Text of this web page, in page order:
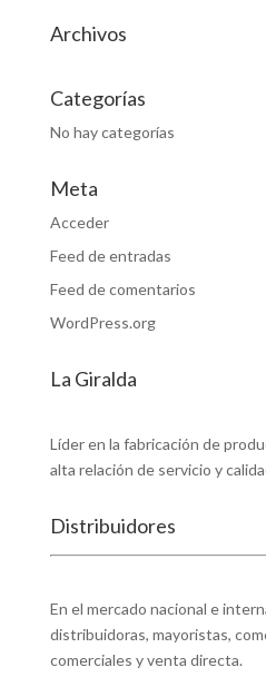
Archivos
Categorías
No hay categorías
Meta
Acceder
Feed de entradas
Feed de comentarios
WordPress.org
La Giralda
Líder en la fabricación de
alta relación de servicio y
Distribuidores
En el mercado nacional e
distribuidoras, mayoristas,
comerciales y venta directa.